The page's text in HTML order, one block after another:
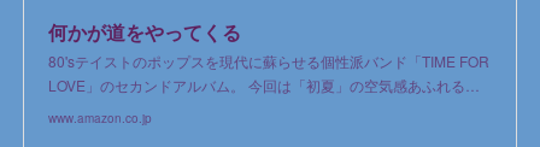
何かが道をやってくる
80'sテイストのポップスを現代に蘇らせる個性派バンド「TIME FOR
LOVE」のセカンドアルバム。 今回は「初夏」の空気感あふれる…
www.amazon.co.jp